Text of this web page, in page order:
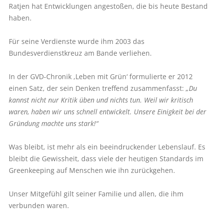
Ratjen hat Entwicklungen angestoßen, die bis heute Bestand
haben.
Für seine Verdienste wurde ihm 2003 das
Bundesverdienstkreuz am Bande verliehen.
In der GVD-Chronik ,Leben mit Grün‘ formulierte er 2012
einen Satz, der sein Denken treffend zusammenfasst: „Du
kannst nicht nur Kritik üben und nichts tun. Weil wir kritisch
waren, haben wir uns schnell entwickelt. Unsere Einigkeit bei der
Gründung machte uns stark!“
Was bleibt, ist mehr als ein beeindruckender Lebenslauf. Es
bleibt die Gewissheit, dass viele der heutigen Standards im
Greenkeeping auf Menschen wie ihn zurückgehen.
Unser Mitgefühl gilt seiner Familie und allen, die ihm
verbunden waren.